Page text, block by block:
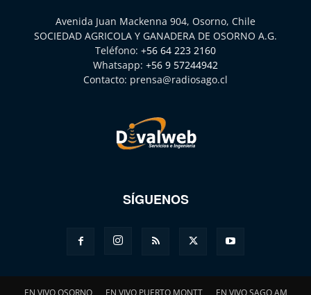
Avenida Juan Mackenna 904, Osorno, Chile
SOCIEDAD AGRICOLA Y GANADERA DE OSORNO A.G.
Teléfono: +56 64 223 2160
Whatsapp: +56 9 57244942
Contacto: prensa@radiosago.cl
SÍGUENOS